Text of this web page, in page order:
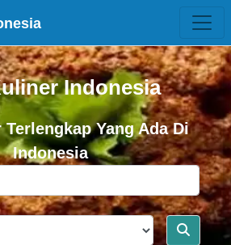
Indonesia
Yang Ada Di
Indonesia